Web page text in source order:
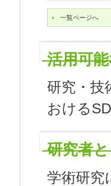
一覧ページへ
活用可
研究・技
おける
研究者
学術研究